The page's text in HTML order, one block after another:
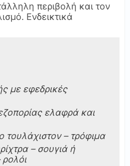
περιβολή και τον
Ενδεικτικά
με εφεδρικές
ελαφρά και
τουλάχιστον – τρόφιμα
– σουγιά ή